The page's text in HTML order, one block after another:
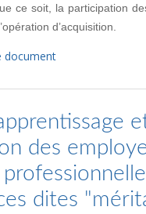
ce soit, la participation
d’acquisition.
document
des
dites